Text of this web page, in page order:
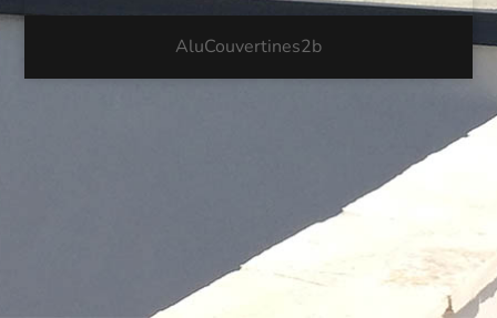
AluCouvertines2b